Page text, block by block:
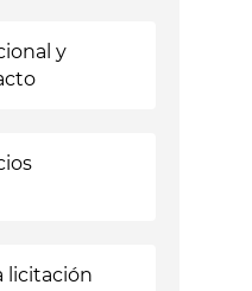
y
licitación